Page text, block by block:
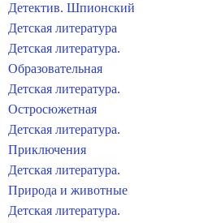
Детектив. Шпионский
Детская литература
Детская литература.
Образовательная
Детская литература.
Остросюжетная
Детская литература.
Приключения
Детская литература.
Природа и животные
Детская литература.